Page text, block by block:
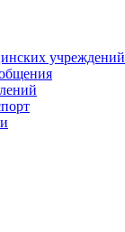
учреждений